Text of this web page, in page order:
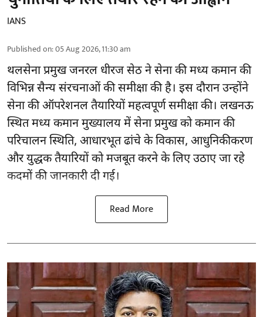
IANS
Published on:05 Aug 2026, 11:30 am
थलसेना प्रमुख जनरल धीरज सेठ ने सेना की मध्य कमान की
विभिन्न सैन्य संरचनाओं की समीक्षा की है। इस दौरान उन्होंने
सेना की ऑपरेशनल तैयारियों महत्वपूर्ण समीक्षा की। लखनऊ
स्थित मध्य कमान मुख्यालय में सेना प्रमुख को कमान की
परिचालन स्थिति, आधारभूत ढांचे के विकास, आधुनिकीकरण
और युद्धक तैयारियों को मजबूत करने के लिए उठाए जा रहे
कदमों की जानकारी दी गई।
Read More